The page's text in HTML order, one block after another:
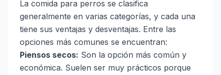
La comida para perros se clasifica
generalmente en varias categorías, y cada una
tiene sus ventajas y desventajas. Entre las
opciones más comunes se encuentran:
Piensos secos: Son la opción más común y
económica. Suelen ser muy prácticos porque